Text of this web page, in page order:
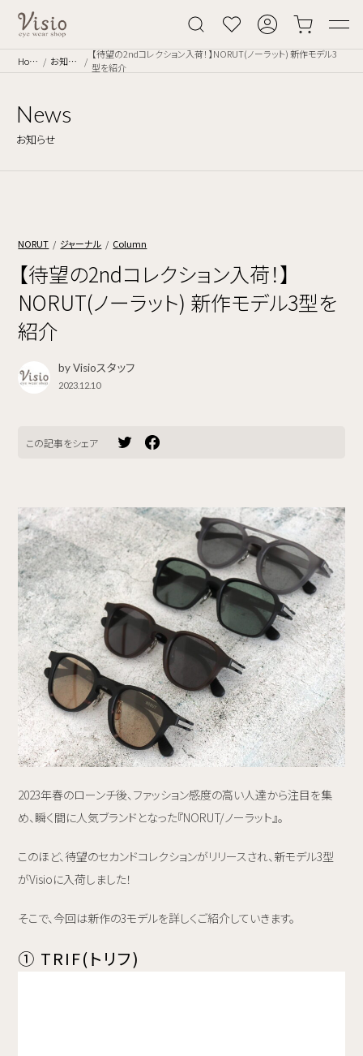
Home お知らせ
【待望の2ndコレクション入荷！】NORUT(ノーラット) 新作モデル3
型を紹介
News
お知らせ
NORUT ジャーナル Column
【待望の2ndコレクション入荷！】
NORUT(ノーラット) 新作モデル3型を
紹介
by Visioスタッフ
2023.12.10
この記事をシェア
2023年春のローンチ後、ファッション感度の高い人達から注目を集
め、瞬く間に人気ブランドとなった『NORUT/ノーラット』。
このほど、待望のセカンドコレクションがリリースされ、新モデル3型
がVisioに入荷しました！
そこで、今回は新作の3モデルを詳しくご紹介していきます。
① TRIF(トリフ)